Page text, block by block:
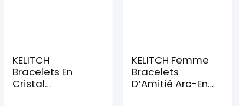
KELITCH
Bracelets En
Cristal
KELITCH Femme
Bracelets
D’Amitié Arc-En-